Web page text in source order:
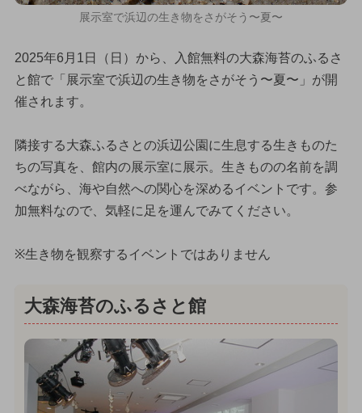
展示室で浜辺の生き物をさがそう〜夏〜
2025年6月1日（日）から、入館無料の大森海苔のふるさ
と館で「展示室で浜辺の生き物をさがそう〜夏〜」が開
催されます。
隣接する大森ふるさとの浜辺公園に生息する生きものた
ちの写真を、館内の展示室に展示。生きものの名前を調
べながら、海や自然への関心を深めるイベントです。参
加無料なので、気軽に足を運んでみてください。
※生き物を観察するイベントではありません
大森海苔のふるさと館